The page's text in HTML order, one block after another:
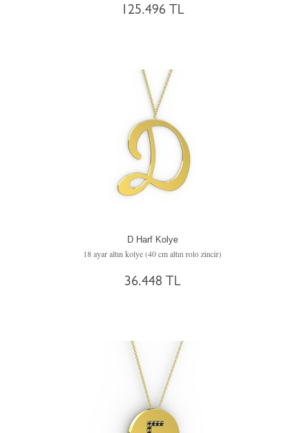
125.496 TL
D Harf Kolye
18 ayar altın kolye (40 cm altın rolo zincir)
36.448 TL